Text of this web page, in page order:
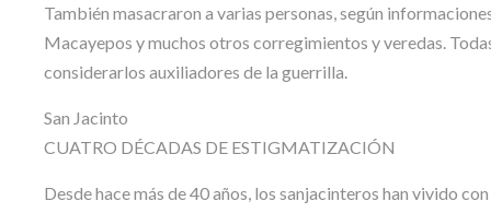
También masacraron a varias personas, según
Macayepos y muchos otros corregimientos y veredas.
considerarlos auxiliadores de la guerrilla.
San Jacinto
CUATRO DÉCADAS DE ESTIGMATIZACIÓN
Desde hace más de 40 años, los sanjacinteros han vivido